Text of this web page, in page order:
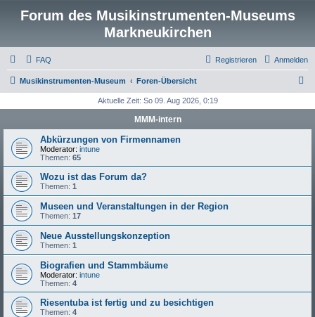
Forum des Musikinstrumenten-Museums
Markneukirchen
FAQ Anmelden
Registrieren
Musikinstrumenten-Museum Foren-Übersicht
h
Aktuelle Zeit: So 09. Aug 2026, 0:19
MMM-intern
Abkürzungen von Firmennamen
Moderator: intune
Themen: 65
Wozu ist das Forum da?
Themen: 1
Museen und Veranstaltungen in der Region
Themen: 17
Neue Ausstellungskonzeption
Themen: 1
Biografien und Stammbäume
Moderator: intune
Themen: 4
Riesentuba ist fertig und zu besichtigen
Themen: 4